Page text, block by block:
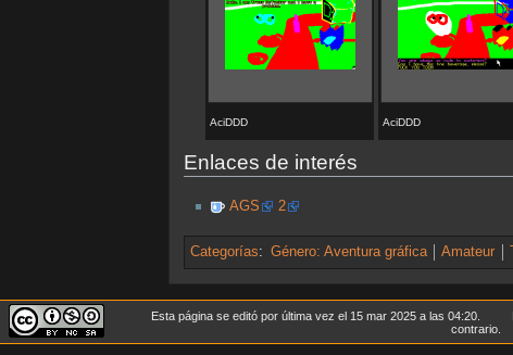
AciDDD AciDDD
Enlaces de interés
AGS 2
Categorías: Género: Aventura gráfica Amateur
Esta página se editó por última vez el 15 mar 2025 a las 04:20.
contrario.